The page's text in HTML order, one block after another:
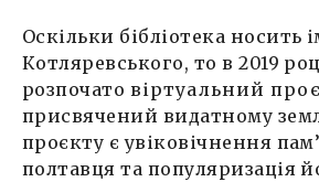
Оскільки бібліотека носить
Котляревського, то в 2019
розпочато віртуальний
присвячений видатному
проєкту є увіковічнення
полтавця та популяризація